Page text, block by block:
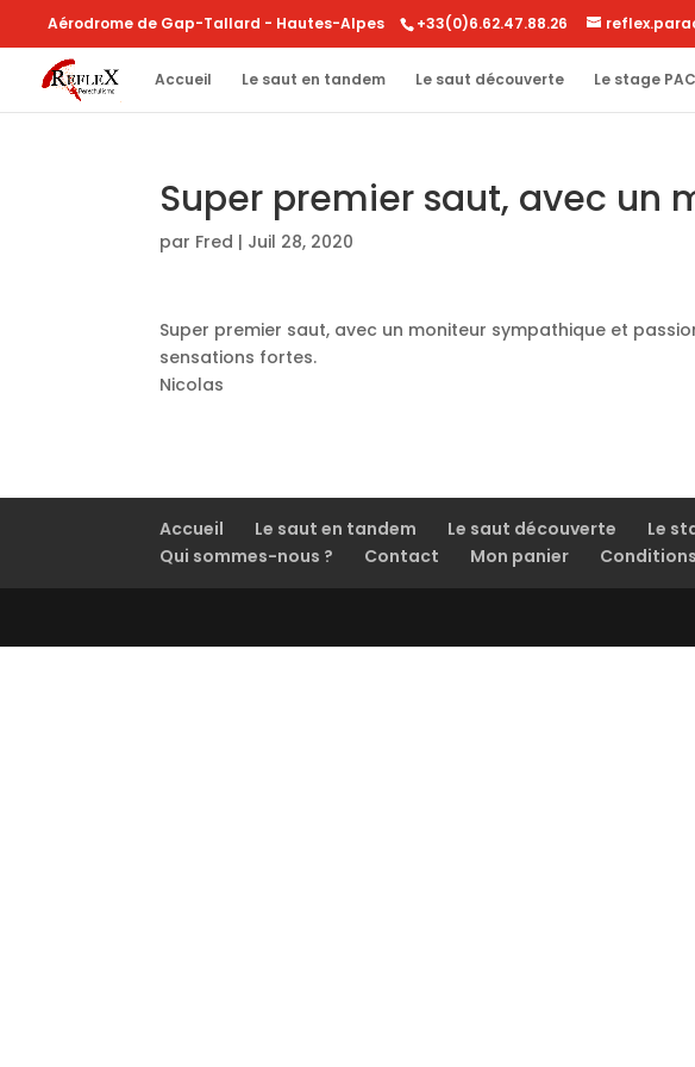
Aérodrome de Gap-Tallard - Hautes-Alpes +33(0)6.62.47.88.26
Accueil Le saut en tandem Le saut découverte Le stage PAC
Super premier saut, avec un
par Fred | Juil 28, 2020
Super premier saut, avec un moniteur sympathique et
sensations fortes.
Nicolas
Accueil Le saut en tandem Le saut découverte Le
Qui sommes-nous ?
Contact Mon panier